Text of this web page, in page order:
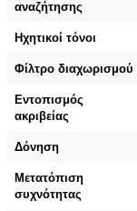
αναζήτησης
Ηχητικοί τόνοι
Φίλτρο διαχωρισμού
Εντοπισμός
ακριβείας
Δόνηση
Μετατόπιση
συχνότητας